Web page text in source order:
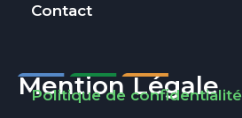
Contact
Mention Légale
Politique de confidentialité